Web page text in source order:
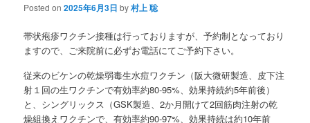
Posted on2025年6月3日 by村上 聡
帯状疱疹ワクチン接種は行っておりますが、予約制となっており
ますので、ご来院前に必ずお電話にてご予約下さい。
従来のビケンの乾燥弱毒生水痘ワクチン（阪大微研製造、皮下注
射１回の生ワクチンで有効率約80-95%、効果持続約5年前後）
と、シングリックス（GSK製造、2か月開けて2回筋肉注射の乾
燥組換えワクチンで、有効率約90-97%、効果持続は約10年前